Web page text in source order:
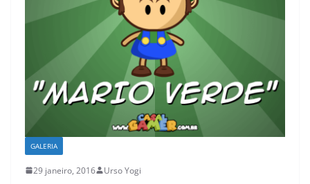
GALERIA
29 janeiro, 2016 Urso Yogi